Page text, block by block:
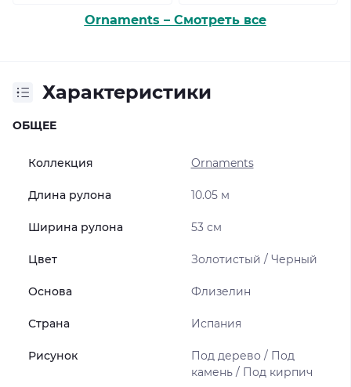
Ornaments – Смотреть все
Характеристики
ОБЩЕЕ
Коллекция Ornaments
Длина рулона 10.05 м
Ширина рулона 53 см
Цвет Золотистый / Черный
Основа Флизелин
Страна Испания
Рисунок
Под дерево / Под
камень / Под кирпич